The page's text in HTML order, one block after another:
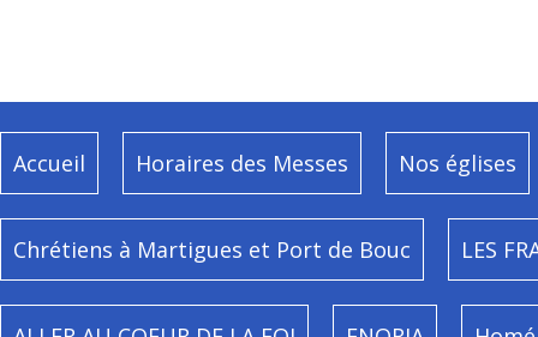
Accueil Horaires des Messes Nos églises
Chrétiens à Martigues et Port de Bouc LES